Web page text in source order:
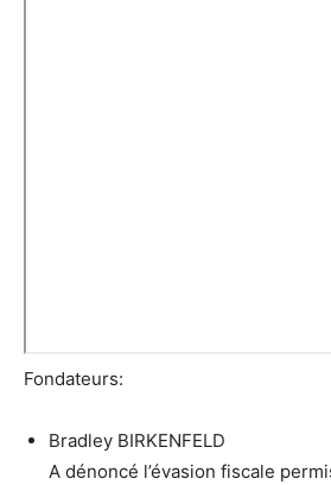
Fondateurs:
Bradley BIRKENFELD
A dénoncé l’évasion fiscale